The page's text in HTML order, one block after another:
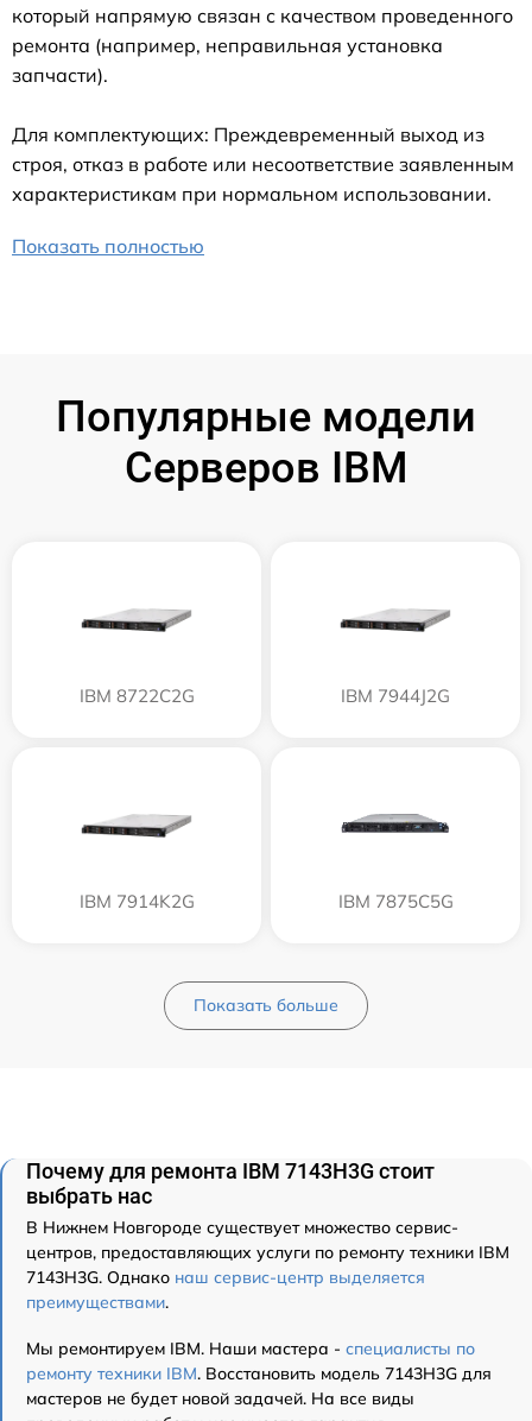
который напрямую связан с качеством проведенного
ремонта (например, неправильная установка
запчасти).
Для комплектующих: Преждевременный выход из
строя, отказ в работе или несоответствие заявленным
характеристикам при нормальном использовании.
Показать полностью
Популярные модели
Серверов IBM
IBM 8722C2G IBM 7944J2G
IBM 7914K2G IBM 7875C5G
Показать больше
Почему для ремонта IBM 7143H3G стоит
выбрать нас
В Нижнем Новгороде существует множество сервис-
центров, предоставляющих услуги по ремонту техники IBM
7143H3G. Однако наш сервис-центр выделяется
преимуществами.
Мы ремонтируем IBM. Наши мастера - специалисты по
ремонту техники IBM. Восстановить модель 7143H3G для
мастеров не будет новой задачей. На все виды